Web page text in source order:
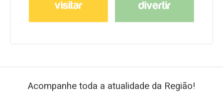
Acompanhe toda a atualidade da Região!